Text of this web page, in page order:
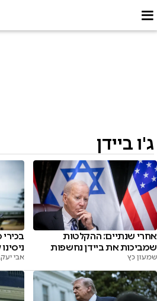
ג'ו ביידן
אחרי שנתיים: ההקלטות
שמביכות את ביידן נחשפות
שמעון כץ אבי